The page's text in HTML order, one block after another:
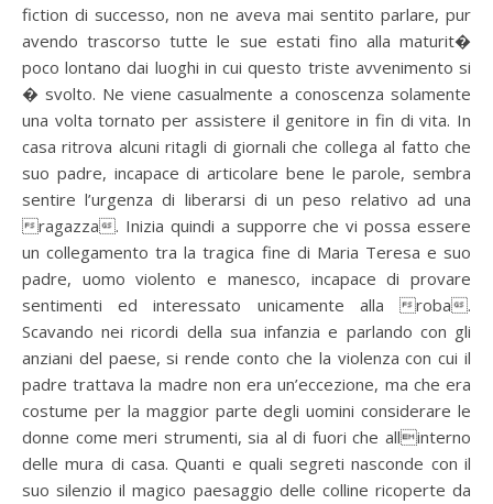
fiction di successo, non ne aveva mai sentito parlare, pur
avendo trascorso tutte le sue estati fino alla maturit�
poco lontano dai luoghi in cui questo triste avvenimento si
� svolto. Ne viene casualmente a conoscenza solamente
una volta tornato per assistere il genitore in fin di vita. In
casa ritrova alcuni ritagli di giornali che collega al fatto che
suo padre, incapace di articolare bene le parole, sembra
sentire l’urgenza di liberarsi di un peso relativo ad una
ragazza. Inizia quindi a supporre che vi possa essere
un collegamento tra la tragica fine di Maria Teresa e suo
padre, uomo violento e manesco, incapace di provare
sentimenti ed interessato unicamente alla roba.
Scavando nei ricordi della sua infanzia e parlando con gli
anziani del paese, si rende conto che la violenza con cui il
padre trattava la madre non era un’eccezione, ma che era
costume per la maggior parte degli uomini considerare le
donne come meri strumenti, sia al di fuori che allinterno
delle mura di casa. Quanti e quali segreti nasconde con il
suo silenzio il magico paesaggio delle colline ricoperte da